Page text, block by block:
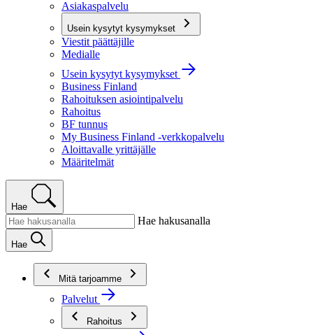
Asiakaspalvelu
Usein kysytyt kysymykset
Viestit päättäjille
Medialle
Usein kysytyt kysymykset
Business Finland
Rahoituksen asiointipalvelu
Rahoitus
BF tunnus
My Business Finland -verkkopalvelu
Aloittavalle yrittäjälle
Määritelmät
Hae
Hae hakusanalla
Hae
Mitä tarjoamme
Palvelut
Rahoitus